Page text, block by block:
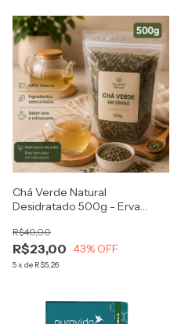
Chá Verde Natural
Desidratado 500g - Erva
Sinensis
R$23,00
R$40,00
43% OFF
5x de R$5,26